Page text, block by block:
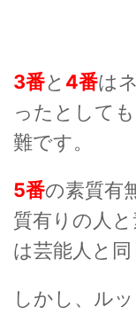
3番と 4番は
ったとして
難です。
5番の素質有
質有りの人
は芸能人と同
しかし、ル